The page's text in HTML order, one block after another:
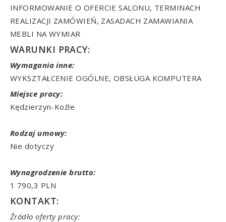
INFORMOWANIE O OFERCIE SALONU, TERMINACH
REALIZACJI ZAMÓWIEŃ, ZASADACH ZAMAWIANIA
MEBLI NA WYMIAR
WARUNKI PRACY:
Wymagania inne:
WYKSZTAŁCENIE OGÓLNE, OBSŁUGA KOMPUTERA
Miejsce pracy:
Kędzierzyn-Koźle
Rodzaj umowy:
Nie dotyczy
Wynagrodzenie brutto:
1 790,3 PLN
KONTAKT:
Źródło oferty pracy: